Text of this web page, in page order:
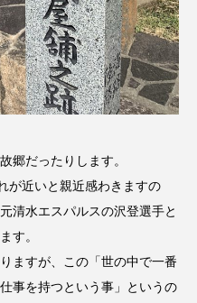
郷だったりします。
が近いと親近感わきますの
清水エスパルスの沢登選手と
す。
ますが、この「世の中で一番
事を持つという事」というの